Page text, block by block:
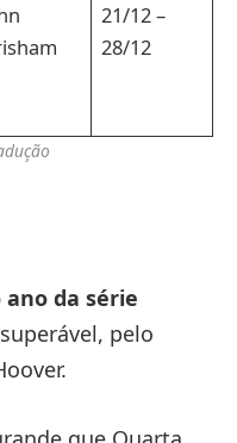
21/12 –
28/12
ano da série
pelo